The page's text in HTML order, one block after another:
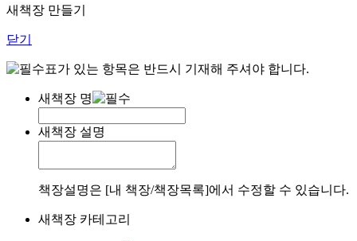
새책장 만들기
닫기
표가 있는 항목은 반드시 기재해 주셔야 합니다.
새책장 명
새책장 설명
책장설명은 [내 책장/책장목록]에서 수정할 수 있습니다.
새책장 카테고리